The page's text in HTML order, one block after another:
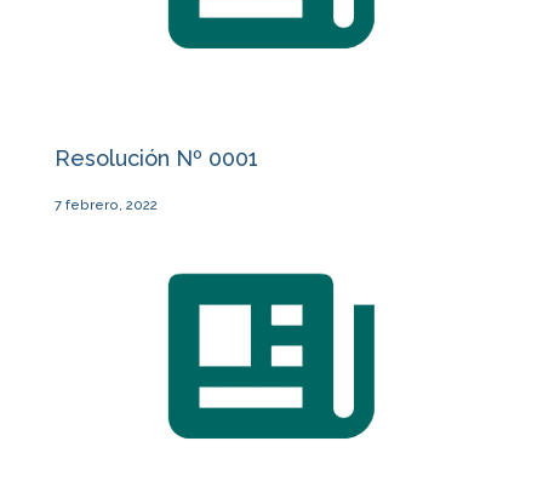
Resolución Nº 0001
7 febrero, 2022